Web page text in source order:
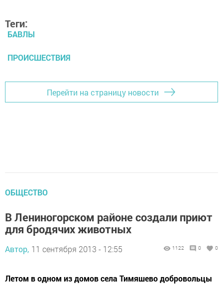
Теги:
БАВЛЫ
ПРОИСШЕСТВИЯ
Перейти на страницу новости
ОБЩЕСТВО
В Лениногорском районе создали приют
для бродячих животных
Автор, 11 сентября 2013 - 12:55 1122 0 0
Летом в одном из домов села Тимяшево добровольцы